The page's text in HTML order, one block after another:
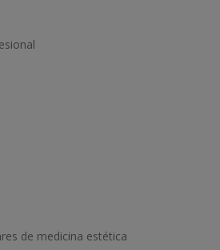
de medicina estética